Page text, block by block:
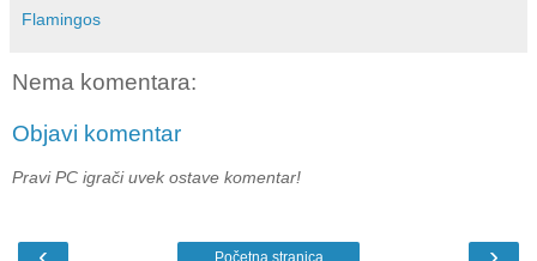
Flamingos
Nema komentara:
Objavi komentar
Pravi PC igrači uvek ostave komentar!
Početna stranica